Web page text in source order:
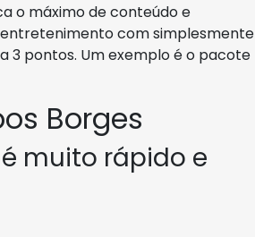
o máximo de conteúdo e
entretenimento com simplesmente
3 pontos. Um exemplo é o pacote
Borges
muito rápido e